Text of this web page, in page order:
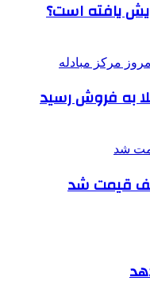
یافته است؟